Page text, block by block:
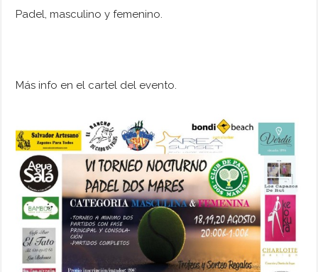
Padel, masculino y femenino.
Más info en el cartel del evento.